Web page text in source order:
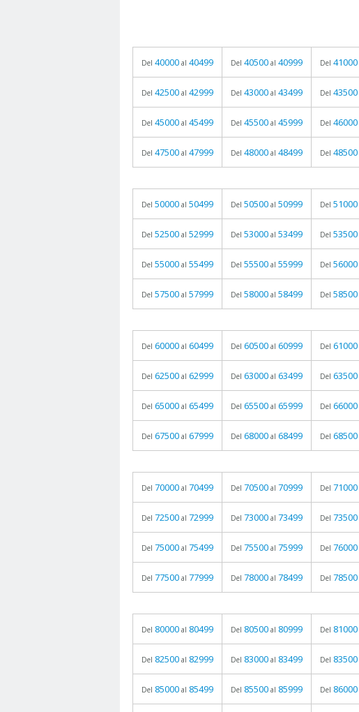
Del 40000 al 40499 Del 40500 al 40999 Del 41000
Del 42500 al 42999 Del 43000 al 43499 Del 43500
Del 45000 al 45499 Del 45500 al 45999 Del 46000
Del 47500 al 47999 Del 48000 al 48499 Del 48500
Del 50000 al 50499 Del 50500 al 50999 Del 51000
Del 52500 al 52999 Del 53000 al 53499 Del 53500
Del 55000 al 55499 Del 55500 al 55999 Del 56000
Del 57500 al 57999 Del 58000 al 58499 Del 58500
Del 60000 al 60499 Del 60500 al 60999 Del 61000
Del 62500 al 62999 Del 63000 al 63499 Del 63500
Del 65000 al 65499 Del 65500 al 65999 Del 66000
Del 67500 al 67999 Del 68000 al 68499 Del 68500
Del 70000 al 70499 Del 70500 al 70999 Del 71000
Del 72500 al 72999 Del 73000 al 73499 Del 73500
Del 75000 al 75499 Del 75500 al 75999 Del 76000
Del 77500 al 77999 Del 78000 al 78499 Del 78500
Del 80000 al 80499 Del 80500 al 80999 Del 81000
Del 82500 al 82999 Del 83000 al 83499 Del 83500
Del 85000 al 85499 Del 85500 al 85999 Del 86000